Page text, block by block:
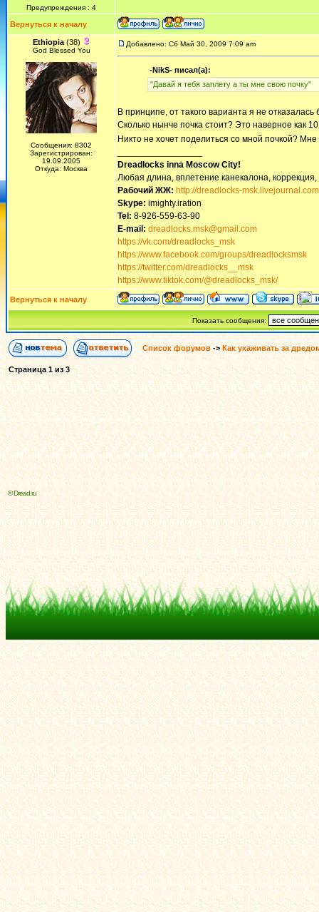
Предупреждения : 4
Вернуться к началу
Ethiopia(38)
God Blessed You
Сообщения: 8302
Зарегистрирован:
19.09.2005
Откуда: Москва
Добавлено: Сб Май 30, 2009 7:09 am
-NikS- писал(а):
"Давай я тебя заплету а ты мне свою почку"
В принципе, от такого варианта я не отказалась
Сколько нынче почка стоит? Это наверное как
Никто не хочет поделиться со мной почкой?
Dreadlocks inna Moscow Сity!
Любая длина, вплетение канекалона,
Рабочий ЖЖ: http://dreadlocks-
Skype: imighty.iration
Tel: 8-926-559-63-90
E-mail: dreadlocks.msk@gmail.com
https://vk.com/dreadlocks_msk
https://www.facebook.com/groups/dreadlocksmsk
https://twitter.com/dreadlocks__msk
https://www.tiktok.com/@dreadlocks_msk/
Вернуться к началу
Показать сообщения:
Список форумов-> Как ухаживать за
Страница 1 из 3
© Dread.ru